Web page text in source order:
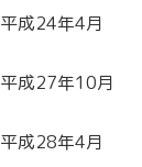
平成24年4月
平成27年10月
平成28年4月